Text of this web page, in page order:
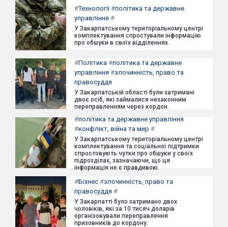
#Технології#політика та державне
управління #
У Закарпатському територіальному центрі
комплектування спростували інформацію
про обшуки в своїх відділеннях.
#Політика #політика та державне
управління #злочинність, право та
правосуддя
У Закарпатській області були затримані
двоє осіб, які займалися незаконним
переправленням через кордон.
#політика та державне управління
#конфлікт, війна та мир #
У Закарпатському територіальному центрі
комплектування та соціальної підтримки
спростовують чутки про обшуки у своїх
підрозділах, зазначаючи, що ця
інформація не є правдивою.
#Бізнес #злочинність, право та
правосуддя #
У Закарпатті було затримано двох
чоловіків, які за 10 тисяч доларів
організовували переправлення
призовників до кордону.